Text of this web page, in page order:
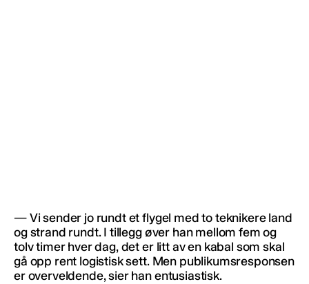
— Vi sender jo rundt et flygel med to teknikere land
og strand rundt. I tillegg øver han mellom fem og
tolv timer hver dag, det er litt av en kabal som skal
gå opp rent logistisk sett. Men publikumsresponsen
er overveldende, sier han entusiastisk.